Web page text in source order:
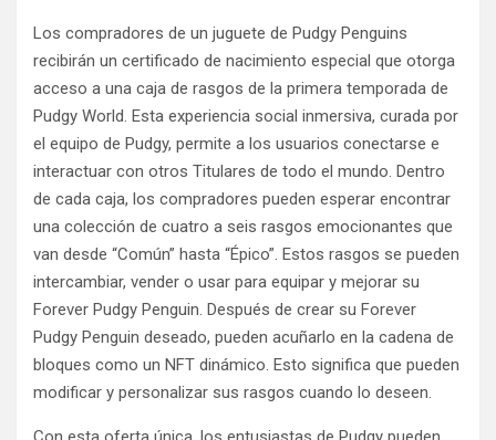
Los compradores de un juguete de Pudgy Penguins
recibirán un certificado de nacimiento especial que otorga
acceso a una caja de rasgos de la primera temporada de
Pudgy World. Esta experiencia social inmersiva, curada por
el equipo de Pudgy, permite a los usuarios conectarse e
interactuar con otros Titulares de todo el mundo. Dentro
de cada caja, los compradores pueden esperar encontrar
una colección de cuatro a seis rasgos emocionantes que
van desde “Común” hasta “Épico”. Estos rasgos se pueden
intercambiar, vender o usar para equipar y mejorar su
Forever Pudgy Penguin. Después de crear su Forever
Pudgy Penguin deseado, pueden acuñarlo en la cadena de
bloques como un NFT dinámico. Esto significa que pueden
modificar y personalizar sus rasgos cuando lo deseen.